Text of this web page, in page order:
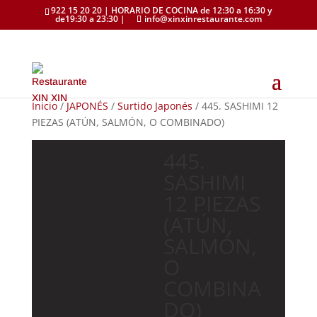
922 15 20 20 | HORARIO DE COCINA de 12:30 a 16:30 y
de19:30 a 23:30 | info@xinxinrestaurante.com
Inicio/JAPONÉS / Surtido Japonés / 445. SASHIMI 12
PIEZAS (ATÚN, SALMÓN, O COMBINADO)